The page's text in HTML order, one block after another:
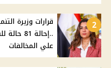
2
..إحالة
علي المخالفات